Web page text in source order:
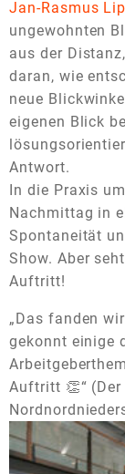
Jan-Rasmus
ungewohnten
aus der
daran, wie
neue
eigenen Blick
Antwort.
In die Praxis
Nachmittag in
Spontaneität
Show. Aber
Auftritt!
„Das fanden
gekonnt einige
Auftritt 👏“